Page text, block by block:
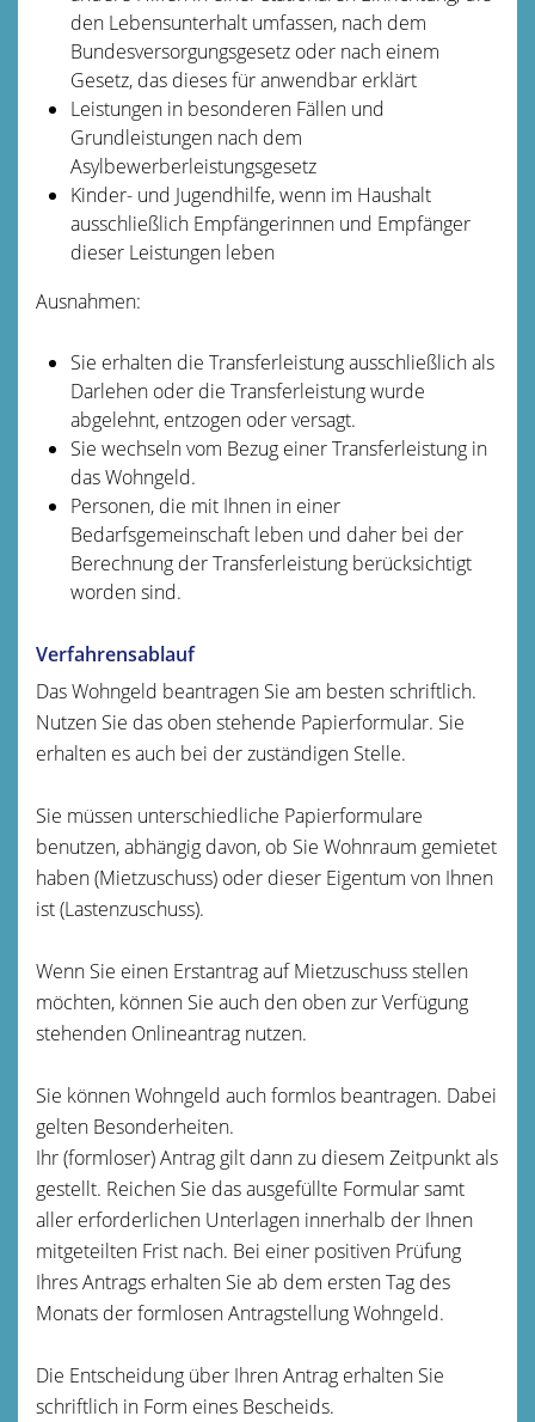
den Lebensunterhalt umfassen, nach dem
Bundesversorgungsgesetz oder nach einem
Gesetz, das dieses für anwendbar erklärt
Leistungen in besonderen Fällen und
Grundleistungen nach dem
Asylbewerberleistungsgesetz
Kinder- und Jugendhilfe, wenn im Haushalt
ausschließlich Empfängerinnen und Empfänger
dieser Leistungen leben
Ausnahmen:
Sie erhalten die Transferleistung ausschließlich als
Darlehen oder die Transferleistung wurde
abgelehnt, entzogen oder versagt.
Sie wechseln vom Bezug einer Transferleistung in
das Wohngeld.
Personen, die mit Ihnen in einer
Bedarfsgemeinschaft leben und daher bei der
Berechnung der Transferleistung berücksichtigt
worden sind.
Verfahrensablauf
Das Wohngeld beantragen Sie am besten schriftlich.
Nutzen Sie das oben stehende Papierformular. Sie
erhalten es auch bei der zuständigen Stelle.
Sie müssen unterschiedliche Papierformulare
benutzen, abhängig davon, ob Sie Wohnraum gemietet
haben (Mietzuschuss) oder dieser Eigentum von Ihnen
ist (Lastenzuschuss).
Wenn Sie einen Erstantrag auf Mietzuschuss stellen
möchten, können Sie auch den oben zur Verfügung
stehenden Onlineantrag nutzen.
Sie können Wohngeld auch formlos beantragen. Dabei
gelten Besonderheiten.
Ihr (formloser) Antrag gilt dann zu diesem Zeitpunkt als
gestellt. Reichen Sie das ausgefüllte Formular samt
aller erforderlichen Unterlagen innerhalb der Ihnen
mitgeteilten Frist nach. Bei einer positiven Prüfung
Ihres Antrags erhalten Sie ab dem ersten Tag des
Monats der formlosen Antragstellung Wohngeld.
Die Entscheidung über Ihren Antrag erhalten Sie
schriftlich in Form eines Bescheids.